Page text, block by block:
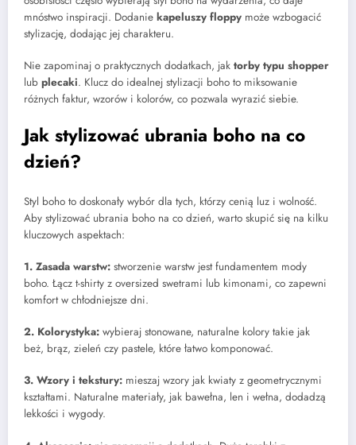
mnóstwo inspiracji. Dodanie kapeluszy floppy może wzbogacić
stylizację, dodając jej charakteru.
Nie zapominaj o praktycznych dodatkach, jak torby typu shopper
lub plecaki. Klucz do idealnej stylizacji boho to miksowanie
różnych faktur, wzorów i kolorów, co pozwala wyrazić siebie.
Jak stylizować ubrania boho na co
dzień?
Styl boho to doskonały wybór dla tych, którzy cenią luz i wolność.
Aby stylizować ubrania boho na co dzień, warto skupić się na kilku
kluczowych aspektach:
1. Zasada warstw: stworzenie warstw jest fundamentem mody
boho. Łącz t-shirty z oversized swetrami lub kimonami, co zapewni
komfort w chłodniejsze dni.
2. Kolorystyka: wybieraj stonowane, naturalne kolory takie jak
beż, brąz, zieleń czy pastele, które łatwo komponować.
3. Wzory i tekstury: mieszaj wzory jak kwiaty z geometrycznymi
kształtami. Naturalne materiały, jak bawełna, len i wełna, dodadzą
lekkości i wygody.